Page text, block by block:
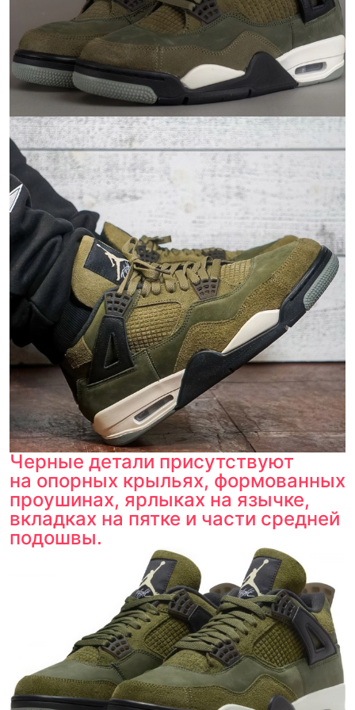
Черные детали присутствуют
на опорных крыльях, формованных
проушинах, ярлыках на язычке,
вкладках на пятке и части средней
подошвы.